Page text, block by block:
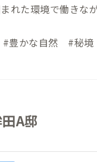
れた環境で働きな
豊かな自然 #秘
田A邸